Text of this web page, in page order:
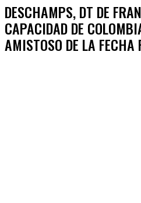
DESCHAMPS, DT DE
CAPACIDAD DE
AMISTOSO DE LA FECHA